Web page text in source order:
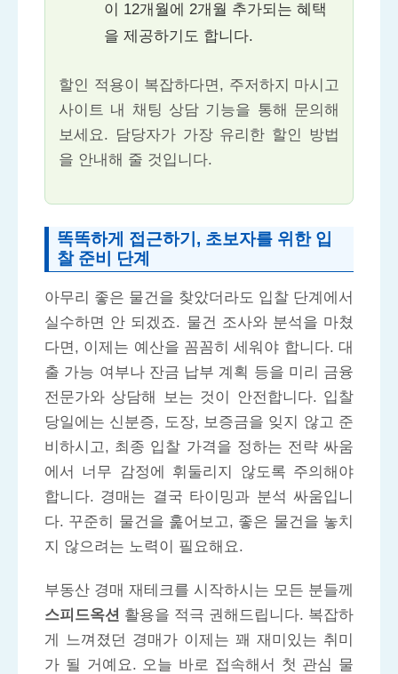
이 12개월에 2개월 추가되는 혜택
을 제공하기도 합니다.
할인 적용이 복잡하다면, 주저하지 마시고
사이트 내 채팅 상담 기능을 통해 문의해
보세요. 담당자가 가장 유리한 할인 방법
을 안내해 줄 것입니다.
똑똑하게 접근하기, 초보자를 위한 입
찰 준비 단계
아무리 좋은 물건을 찾았더라도 입찰 단계에서
실수하면 안 되겠죠. 물건 조사와 분석을 마쳤
다면, 이제는 예산을 꼼꼼히 세워야 합니다. 대
출 가능 여부나 잔금 납부 계획 등을 미리 금융
전문가와 상담해 보는 것이 안전합니다. 입찰
당일에는 신분증, 도장, 보증금을 잊지 않고 준
비하시고, 최종 입찰 가격을 정하는 전략 싸움
에서 너무 감정에 휘둘리지 않도록 주의해야
합니다. 경매는 결국 타이밍과 분석 싸움입니
다. 꾸준히 물건을 훑어보고, 좋은 물건을 놓치
지 않으려는 노력이 필요해요.
부동산 경매 재테크를 시작하시는 모든 분들께
스피드옥션 활용을 적극 권해드립니다. 복잡하
게 느껴졌던 경매가 이제는 꽤 재미있는 취미
가 될 거예요. 오늘 바로 접속해서 첫 관심 물